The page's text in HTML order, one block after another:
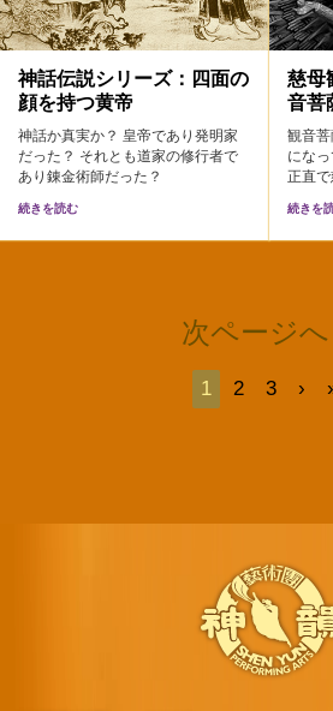
神話伝説シリーズ：四面の
顔を持つ黄帝
神話か真実か？ 皇帝であり発明家
だった？ それとも道家の修行者で
あり錬金術師だった？
続きを読む
慈母
音菩
観音
にな
正直で
続きを
次ページへ
1 2 3 ›